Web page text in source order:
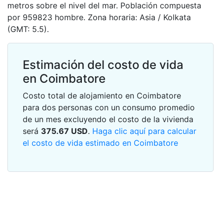
metros sobre el nivel del mar. Población compuesta
por 959823 hombre. Zona horaria: Asia / Kolkata
(GMT: 5.5).
Estimación del costo de vida
en Coimbatore
Costo total de alojamiento en Coimbatore
para dos personas con un consumo promedio
de un mes excluyendo el costo de la vivienda
será 375.67 USD. Haga clic aquí para calcular
el costo de vida estimado en Coimbatore